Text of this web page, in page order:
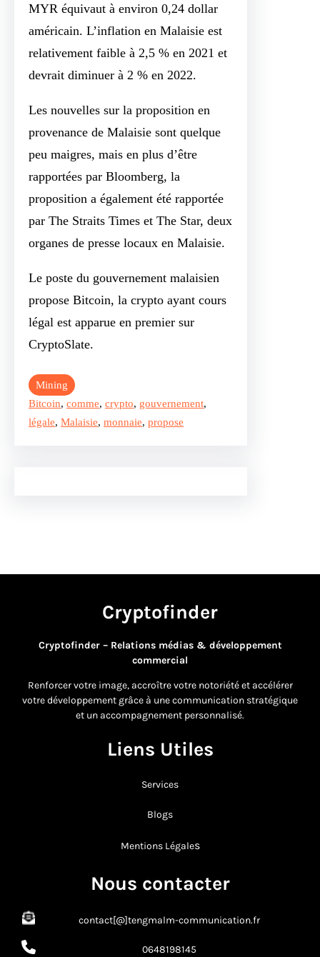
MYR équivaut à environ 0,24 dollar
américain. L’inflation en Malaisie est
relativement faible à 2,5 % en 2021 et
devrait diminuer à 2 % en 2022.
Les nouvelles sur la proposition en
provenance de Malaisie sont quelque
peu maigres, mais en plus d’être
rapportées par Bloomberg, la
proposition a également été rapportée
par The Straits Times et The Star, deux
organes de presse locaux en Malaisie.
Le poste du gouvernement malaisien
propose Bitcoin, la crypto ayant cours
légal est apparue en premier sur
CryptoSlate.
Mining
Bitcoin, comme, crypto, gouvernement
légale, Malaisie, monnaie, propose
Cryptofinder
Cryptofinder – Relations médias & développement
commercial
Renforcer votre image, accroître votre notoriété et accélérer
votre développement grâce à une communication stratégique
et un accompagnement personnalisé.
Liens Utiles
Services
Blogs
Mentions Légales
Nous contacter
contact[@]tengmalm-communication.fr
0648198145